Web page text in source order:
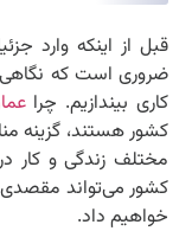
قبل از اینکه وارد
ضروری است که نگاهی
کاری بیندازیم. چرا
کشور هستند، گزینه
مختلف زندگی و کار
کشور می‌تواند
خواهیم داد.